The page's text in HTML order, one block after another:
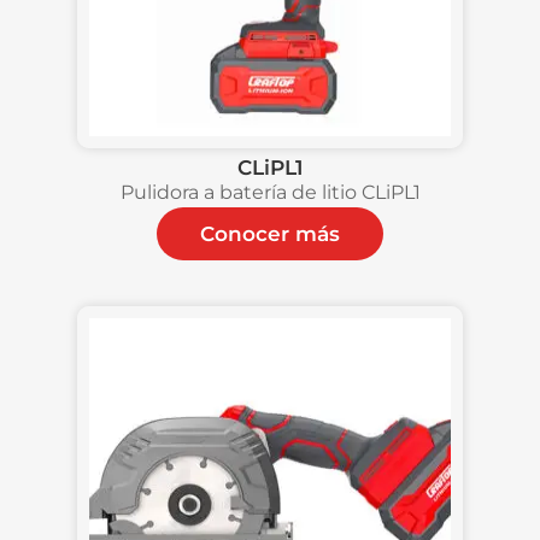
CLiPL1
Pulidora a batería de litio CLiPL1
Conocer más